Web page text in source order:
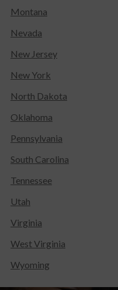
Montana
Nevada
New Jersey
New York
North Dakota
Oklahoma
Pennsylvania
South Carolina
Tennessee
Utah
Virginia
West Virginia
Wyoming